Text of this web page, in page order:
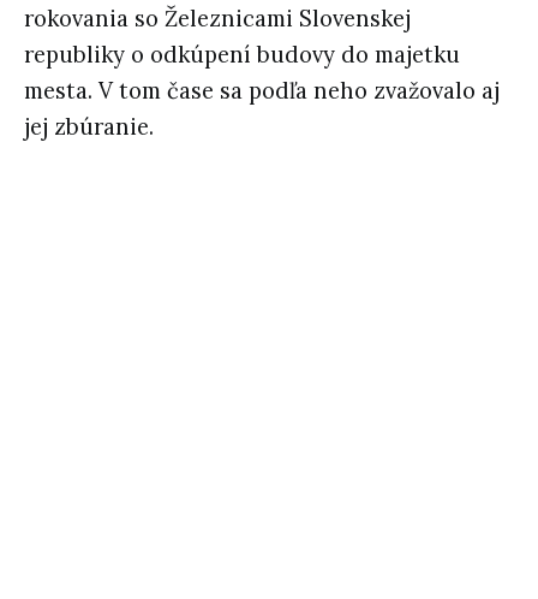
rokovania so Železnicami Slovenskej
republiky o odkúpení budovy do majetku
mesta. V tom čase sa podľa neho zvažovalo aj
jej zbúranie.